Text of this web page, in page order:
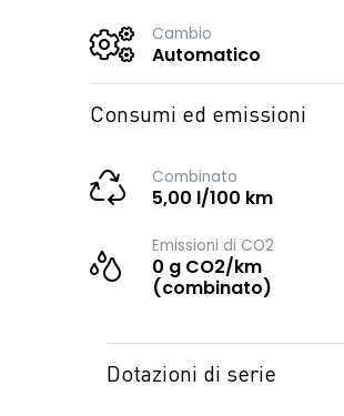
Cambio
Automatico
Consumi ed emissioni
Combinato
5,00 l/100 km
Emissioni di CO2
0 g CO2/km
(combinato)
Dotazioni di serie